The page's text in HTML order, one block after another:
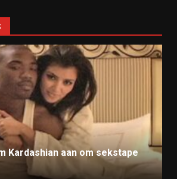
Kardashian aan om sekstape